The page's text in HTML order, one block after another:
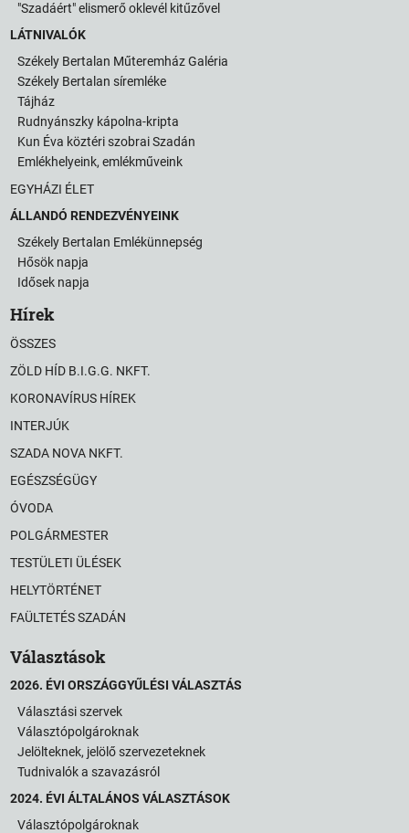
"Szadáért" elismerő oklevél kitűzővel
LÁTNIVALÓK
Székely Bertalan Műteremház Galéria
Székely Bertalan síremléke
Tájház
Rudnyánszky kápolna-kripta
Kun Éva köztéri szobrai Szadán
Emlékhelyeink, emlékműveink
EGYHÁZI ÉLET
ÁLLANDÓ RENDEZVÉNYEINK
Székely Bertalan Emlékünnepség
Hősök napja
Idősek napja
Hírek
ÖSSZES
ZÖLD HÍD B.I.G.G. NKFT.
KORONAVÍRUS HÍREK
INTERJÚK
SZADA NOVA NKFT.
EGÉSZSÉGÜGY
ÓVODA
POLGÁRMESTER
TESTÜLETI ÜLÉSEK
HELYTÖRTÉNET
FAÜLTETÉS SZADÁN
Választások
2026. ÉVI ORSZÁGGYŰLÉSI VÁLASZTÁS
Választási szervek
Választópolgároknak
Jelölteknek, jelölő szervezeteknek
Tudnivalók a szavazásról
2024. ÉVI ÁLTALÁNOS VÁLASZTÁSOK
Választópolgároknak